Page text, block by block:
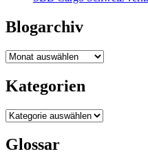
Blogarchiv
Blogarchiv
Kategorien
Kategorien
Glossar